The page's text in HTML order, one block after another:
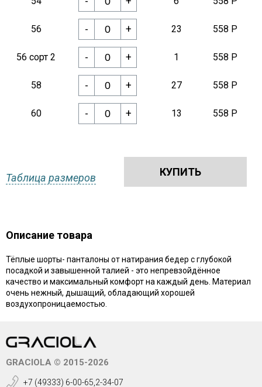
56 +
- 23 558 Р
56 сорт 2 +
- 1 558 Р
58 +
- 27 558 Р
60 +
- 13 558 Р
Таблица размеров КУПИТЬ
Описание товара
Тёплые шорты- панталоны от натирания бедер с глубокой
посадкой и завышенной талией - это непревзойдённое
качество и максимальный комфорт на каждый день. Материал
очень нежный, дышащий, обладающий хорошей
воздухопроницаемостью.
GRACIOLA © 2015-2026
+7 (49333) 6-00-65,2-34-07